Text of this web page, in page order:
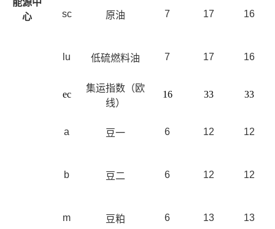
心
sc 原油 7 17 16
lu 低硫燃料油 7 17 16
ec
集运指数（欧
线）
16 33 33
a 豆一 6 12 12
b 豆二 6 12 12
m 豆粕 6 13 13